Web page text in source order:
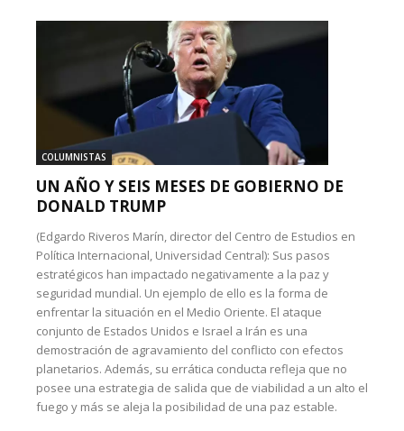
COLUMNISTAS
UN AÑO Y SEIS MESES DE GOBIERNO DE
DONALD TRUMP
(Edgardo Riveros Marín, director del Centro de Estudios en
Política Internacional, Universidad Central): Sus pasos
estratégicos han impactado negativamente a la paz y
seguridad mundial. Un ejemplo de ello es la forma de
enfrentar la situación en el Medio Oriente. El ataque
conjunto de Estados Unidos e Israel a Irán es una
demostración de agravamiento del conflicto con efectos
planetarios. Además, su errática conducta refleja que no
posee una estrategia de salida que de viabilidad a un alto el
fuego y más se aleja la posibilidad de una paz estable.